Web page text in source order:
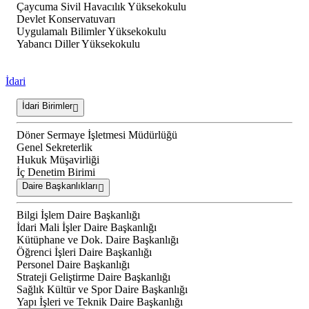
Çaycuma Sivil Havacılık Yüksekokulu
Devlet Konservatuvarı
Uygulamalı Bilimler Yüksekokulu
Yabancı Diller Yüksekokulu
İdari
İdari Birimler
Döner Sermaye İşletmesi Müdürlüğü
Genel Sekreterlik
Hukuk Müşavirliği
İç Denetim Birimi
Daire Başkanlıkları
Bilgi İşlem Daire Başkanlığı
İdari Mali İşler Daire Başkanlığı
Kütüphane ve Dok. Daire Başkanlığı
Öğrenci İşleri Daire Başkanlığı
Personel Daire Başkanlığı
Strateji Geliştirme Daire Başkanlığı
Sağlık Kültür ve Spor Daire Başkanlığı
Yapı İşleri ve Teknik Daire Başkanlığı